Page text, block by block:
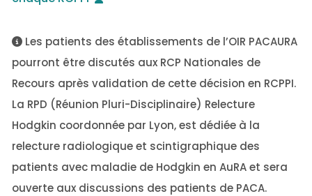
Les patients des établissements de l’OIR PACAURA
pourront être discutés aux RCP Nationales de
Recours après validation de cette décision en RCPPI.
La RPD (Réunion Pluri-Disciplinaire) Relecture
Hodgkin coordonnée par Lyon, est dédiée à la
relecture radiologique et scintigraphique des
patients avec maladie de Hodgkin en AuRA et sera
ouverte aux discussions des patients de PACA.